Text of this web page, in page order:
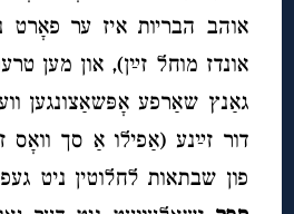
אוהב הבריות איז ער פאָרט
אונדז מוחל זײַן), און מען
גאַנץ שאַרפע אָפּשאַצונגען
דור זײַנע (אַפילו אַ סך וואָס
פון שבתאות לחלוטין ניט